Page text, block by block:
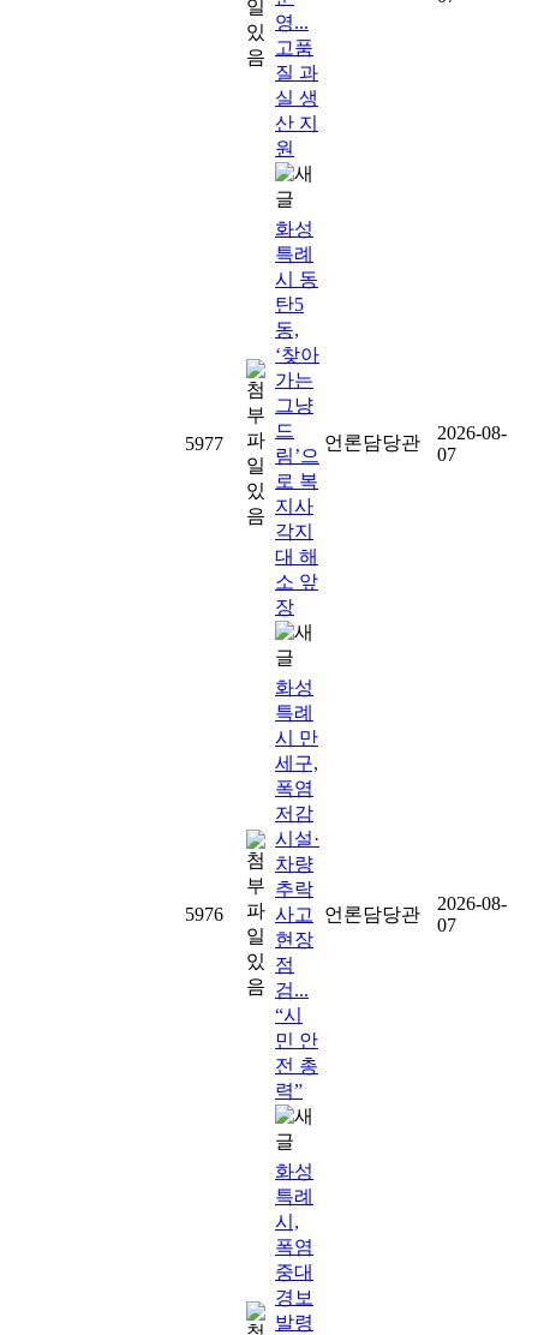
영...
고품
질 과
실 생
산 지
원
5977
화성
특례
시 동
탄5
동,
‘찾아
가는
그냥
드
림’으
로 복
지사
각지
대 해
소 앞
장
언론담당관
2026-08-
07
5976
화성
특례
시 만
세구,
폭염
저감
시설·
차량
추락
사고
현장
점
검...
“시
민 안
전 총
력”
언론담당관
2026-08-
07
화성
특례
시,
폭염
중대
경보
발령